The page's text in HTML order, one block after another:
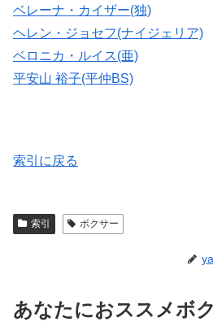
ベレーナ・カイザー(独)
ヘレン・ジョセフ(ナイジェリア)
ベロニカ・ルイス(亜)
平安山 裕子(平仲BS)
索引に戻る
索引 ボクサー
あなたにおススメボ